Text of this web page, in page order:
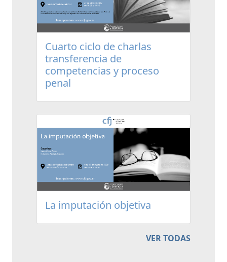
Cuarto ciclo de charlas
transferencia de
competencias y proceso
penal
La imputación objetiva
VER TODAS